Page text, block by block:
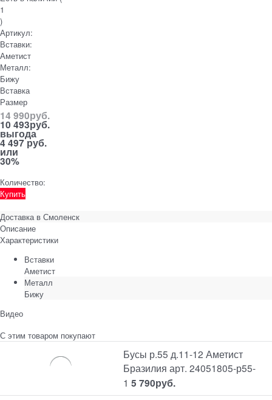
1
)
Артикул:
Вставки:
Аметист
Металл:
Бижу
Вставка
Размер
14 990руб.
10 493руб.
выгода
4 497 руб.
или
30%
Количество:
Купить
Доставка в Смоленск
Описание
Характеристики
Вставки
Аметист
Металл
Бижу
Видео
С этим товаром покупают
Бусы р.55 д.11-12 Аметист
Бразилия арт. 24051805-р55-
1 5 790руб.